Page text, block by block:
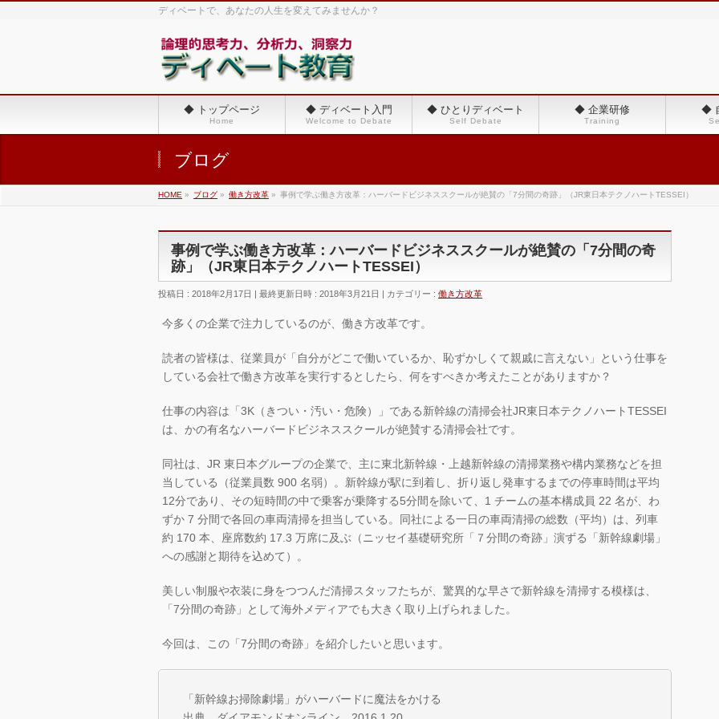
ディベートで、あなたの人生を変えてみませんか？
◆ トップページ
Home
◆ ディベート入門
Welcome to Debate
◆ ひとりディベート
Self Debate
◆ 企業研修
Training
◆
ブログ
HOME » ブログ » 働き方改革 » 事例で学ぶ働き方改革：ハーバードビジネススクールが絶賛の「7分間の奇跡」（JR東日本テクノハートTESSEI）
事例で学ぶ働き方改革：ハーバードビジネススクールが絶賛の「7分間の奇
跡」（JR東日本テクノハートTESSEI）
投稿日 : 2018年2月17日 最終更新日時 : 2018年3月21日 カテゴリー : 働き方改革
今多くの企業で注力しているのが、働き方改革です。
読者の皆様は、従業員が「自分がどこで働いているか、恥ずかしくて親戚に言えない」という仕事を
している会社で働き方改革を実行するとしたら、何をすべきか考えたことがありますか？
仕事の内容は「3K（きつい・汚い・危険）」である新幹線の清掃会社JR東日本テクノハートTESSEI
は、かの有名なハーバードビジネススクールが絶賛する清掃会社です。
同社は、JR 東日本グループの企業で、主に東北新幹線・上越新幹線の清掃業務や構内業務などを担
当している（従業員数 900 名弱）。新幹線が駅に到着し、折り返し発車するまでの停車時間は平均
12分であり、その短時間の中で乗客が乗降する5分間を除いて、1 チームの基本構成員 22 名が、わ
ずか 7 分間で各回の車両清掃を担当している。同社による一日の車両清掃の総数（平均）は、列車
約 170 本、座席数約 17.3 万席に及ぶ（ニッセイ基礎研究所「７分間の奇跡」演ずる「新幹線劇場」
への感謝と期待を込めて）。
美しい制服や衣装に身をつつんだ清掃スタッフたちが、驚異的な早さで新幹線を清掃する模様は、
「7分間の奇跡」として海外メディアでも大きく取り上げられました。
今回は、この「7分間の奇跡」を紹介したいと思います。
「新幹線お掃除劇場」がハーバードに魔法をかける